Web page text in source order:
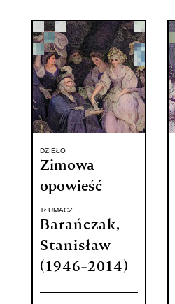
DZIEŁO
Zimowa
opowieść
TŁUMACZ
Barańczak,
Stanisław
(1946-2014)